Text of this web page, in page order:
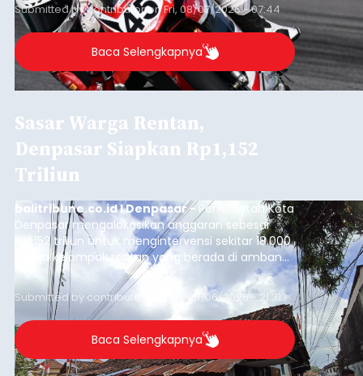
Submitted bycontributoronFri, 08/07/2026 - 07:44
Baca Selengkapnya
Sasar Warga Rentan,
Denpasar Siapkan Rp1,152
Triliun
balitribune.co.id I Denpasar - Pemerintah Kota
Denpasar mengalokasikan anggaran sebesar
Rp1,152 triliun untuk mengintervensi sekitar 18.000
warga kelompok rentan yang berada di ambang
garis kemiskinan. Langkah strategis ini diambil
guna menjaga masyarakat yang berada pada
kelompok desil 5 dan 6 tersebut agar tidak
merosot ke kategori miskin.
Submitted by contributor Thu, 08/06/2026 - 21:31
Baca Selengkapnya